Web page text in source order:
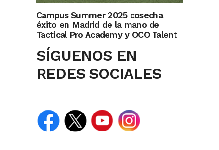
Campus Summer 2025 cosecha
éxito en Madrid de la mano de
Tactical Pro Academy y OCO Talent
SÍGUENOS EN
REDES SOCIALES